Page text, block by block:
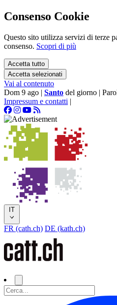
Consenso Cookie
Questo sito utilizza servizi di terze
consenso. Scopri di più
Accetta tutto
Accetta selezionati
Vai al contenuto
Dom 9 ago | Santo del giorno |
Impressum e contatti |
IT
FR (cath.ch) DE (kath.ch)